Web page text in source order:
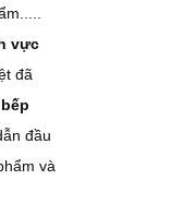
vực
đã
đầu
và